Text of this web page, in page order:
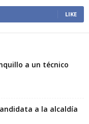
LIKE
a un técnico
a la alcaldía